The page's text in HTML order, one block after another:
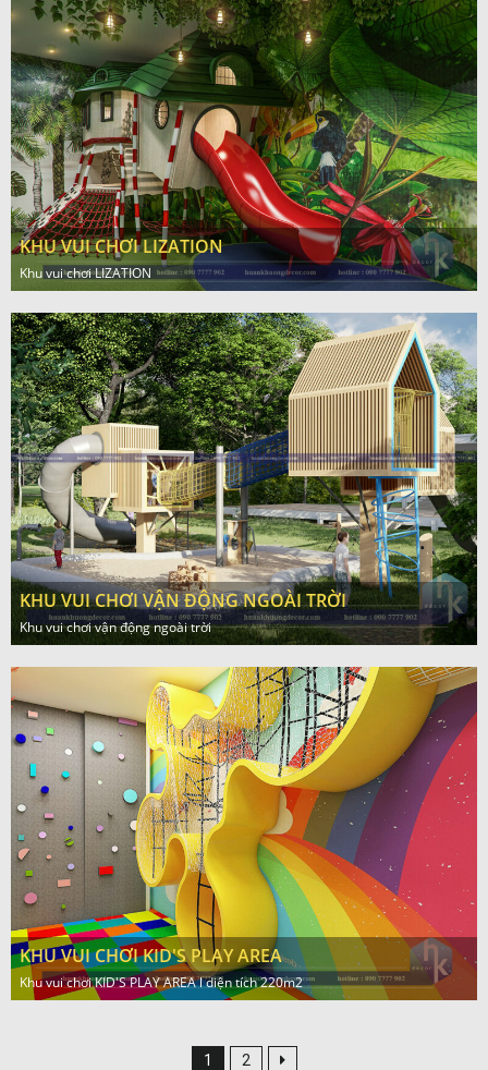
KHU VUI CHƠI LIZATION
Khu vui chơi LIZATION
KHU VUI CHƠI VẬN ĐỘNG NGOÀI TRỜI
Khu vui chơi vận động ngoài trời
KHU VUI CHƠI KID'S PLAY AREA
Khu vui chơi KID'S PLAY AREA l diện tích 220m2
1 2